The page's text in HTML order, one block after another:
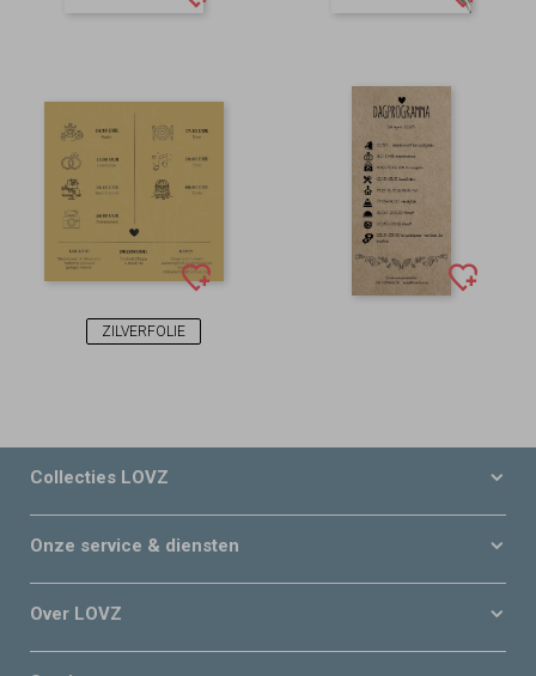
ZILVERFOLIE
Collecties LOVZ
Onze service & diensten
Over LOVZ